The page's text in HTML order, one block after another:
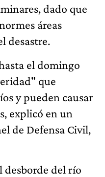
dado que
áreas
desastre.
el domingo
que
y pueden causar
explicó en un
de Defensa Civil,
desborde del río